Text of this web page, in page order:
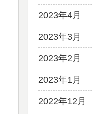
2023年4月
2023年3月
2023年2月
2023年1月
2022年12月